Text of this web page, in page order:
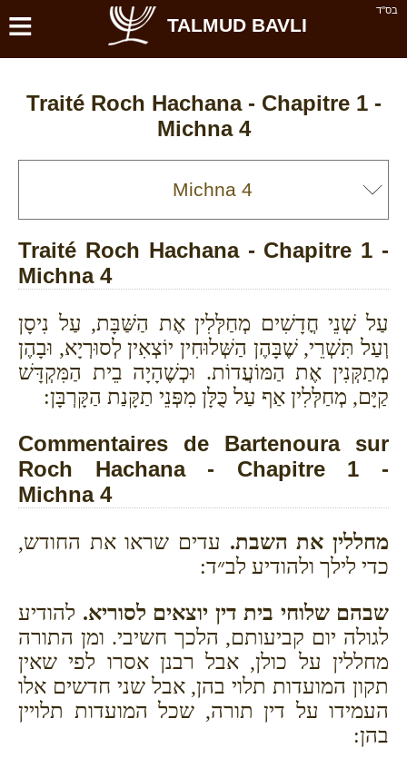
בס''ד ≡ TALMUD BAVLI
Traité Roch Hachana - Chapitre 1 -
Michna 4
Traité Roch Hachana - Chapitre 1 -
Michna 4
עַל שְׁנֵי חֳדָשִׁים מְחַלְּלִין אֶת הַשַּׁבָּת, עַל נִיסָן
וְעַל תִּשְׁרֵי, שֶׁבָּהֶן הַשְּׁלוּחִין יוֹצְאִין לְסוּרְיָא, וּבָהֶן
מְתַקְּנִין אֶת הַמּוֹעֲדוֹת. וּכְשֶׁהָיָה בֵית הַמִּקְדָּשׁ
קַיָּם, מְחַלְּלִין אַף עַל כֻּלָּן מִפְּנֵי תַקָּנַת הַקָּרְבָּן:
Commentaires de Bartenoura sur
Roch Hachana - Chapitre 1 -
Michna 4
מחללין את השבת. עדים שראו את החודש,
כדי לילך ולהודיע לב״ד:
שבהם שלוחי בית דין יוצאים לסוריא. להודיע
לגולה יום קביעותם, הלכך חשיבי. ומן התורה
מחללין על כולן, אבל רבנן אסרו לפי שאין
תקון המועדות תלוי בהן, אבל שני חדשים אלו
העמידו על דין תורה, שכל המועדות תלויין
בהן: